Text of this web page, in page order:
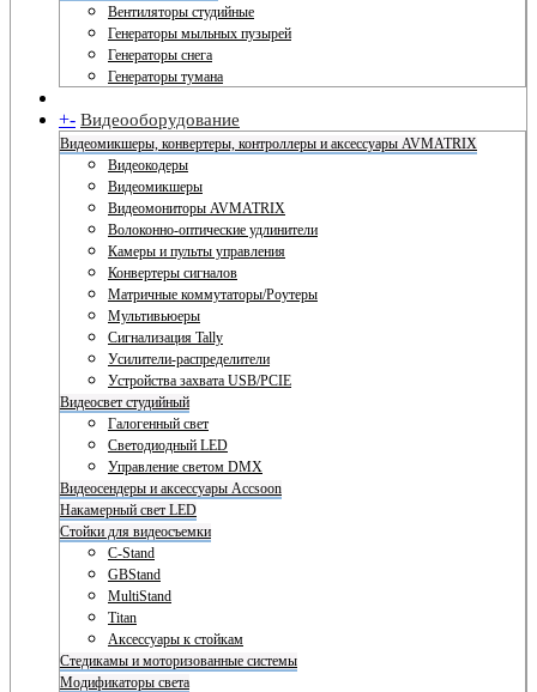
Вентиляторы студийные
Генераторы мыльных пузырей
Генераторы снега
Генераторы тумана
+- Видеооборудование
Видеомикшеры, конвертеры, контроллеры и аксессуары AVMATRIX
Видеокодеры
Видеомикшеры
Видеомониторы AVMATRIX
Волоконно-оптические удлинители
Камеры и пульты управления
Конвертеры сигналов
Матричные коммутаторы/Роутеры
Мультивьюеры
Сигнализация Tally
Усилители-распределители
Устройства захвата USB/PCIE
Видеосвет студийный
Галогенный свет
Светодиодный LED
Управление светом DMX
Видеосендеры и аксессуары Accsoon
Накамерный свет LED
Стойки для видеосъемки
C-Stand
GBStand
MultiStand
Titan
Аксессуары к стойкам
Стедикамы и моторизованные системы
Модификаторы света